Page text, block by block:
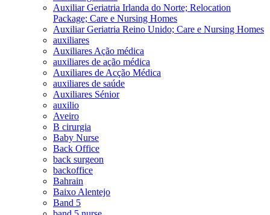
Auxiliar Geriatria Irlanda do Norte; Relocation
Package; Care e Nursing Homes
Auxiliar Geriatria Reino Unido; Care e Nursing Homes
auxiliares
Auxiliares Ação médica
auxiliares de ação médica
Auxiliares de Acção Médica
auxiliares de saúde
Auxiliares Sénior
auxilio
Aveiro
B cirurgia
Baby Nurse
Back Office
back surgeon
backoffice
Bahrain
Baixo Alentejo
Band 5